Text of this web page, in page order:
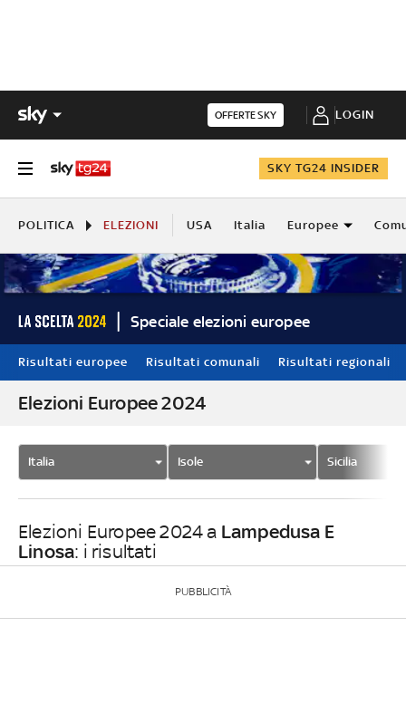
OFFERTE SKY LOGIN
SKY TG24 INSIDER
POLITICA ELEZIONI USA Italia Europee
Speciale elezioni europee
Risultati europee Risultati comunali Risultati regionali
Elezioni Europee 2024
Italia Isole Sicilia
Elezioni Europee 2024 a Lampedusa E
Linosa: i risultati
PUBBLICITÀ